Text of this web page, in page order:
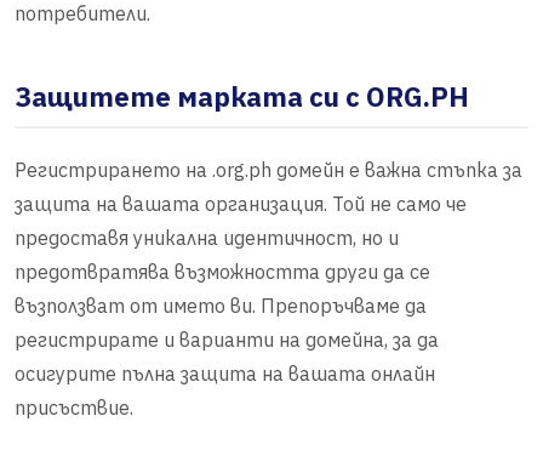
потребители.
Защитете марката си с ORG.PH
Регистрирането на .org.ph домейн е важна стъпка за
защита на вашата организация. Той не само че
предоставя уникална идентичност, но и
предотвратява възможността други да се
възползват от името ви. Препоръчваме да
регистрирате и варианти на домейна, за да
осигурите пълна защита на вашата онлайн
присъствие.